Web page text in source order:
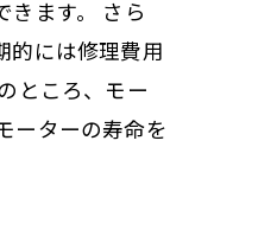
ます。 さら
的には修理費用
ところ、モー
ーターの寿命を